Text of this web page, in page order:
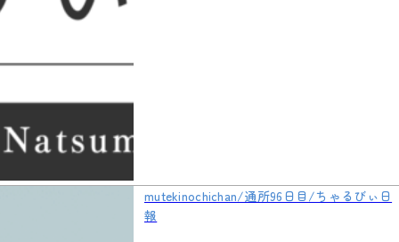
mutekinochichan/通所96日目/ちゃるびぃ日
報